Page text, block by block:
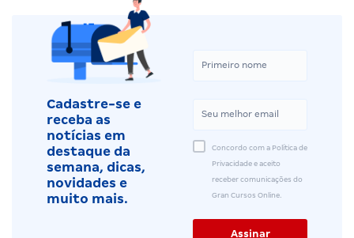
Cadastre-se e
receba as
notícias em
destaque da
semana, dicas,
novidades e
muito mais.
Concordo com a Política de
Privacidade e aceito
receber comunicações do
Gran Cursos Online.